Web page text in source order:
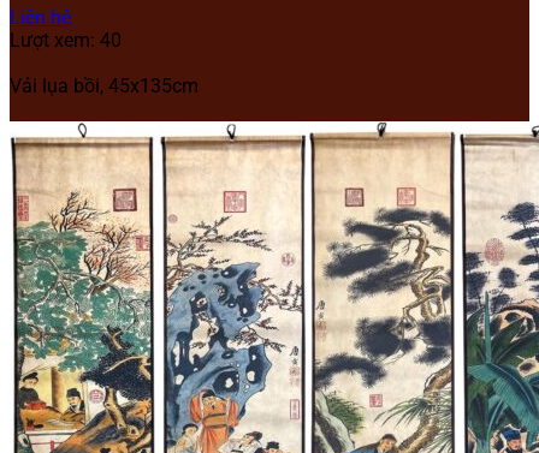
Liên hệ
Lượt xem: 40
Vải lụa bồi, 45x135cm